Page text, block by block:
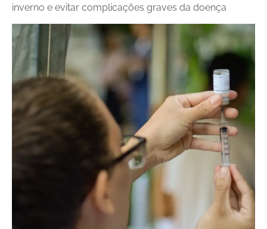
inverno e evitar complicações graves da doença